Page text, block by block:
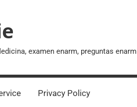
examen enarm, preguntas enarm
Privacy Policy